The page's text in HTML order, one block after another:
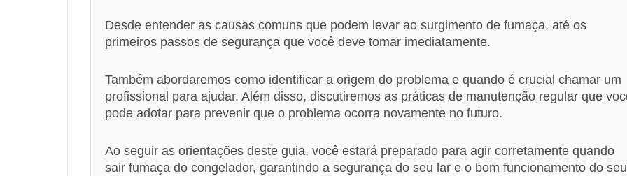
Desde entender as causas comuns que podem levar ao surgimento de fumaça, até os
primeiros passos de segurança que você deve tomar imediatamente.
Também abordaremos como identificar a origem do problema e quando é crucial chamar um
profissional para ajudar. Além disso, discutiremos as práticas de manutenção regular que
pode adotar para prevenir que o problema ocorra novamente no futuro.
Ao seguir as orientações deste guia, você estará preparado para agir corretamente quando
sair fumaça do congelador, garantindo a segurança do seu lar e o bom funcionamento do seu